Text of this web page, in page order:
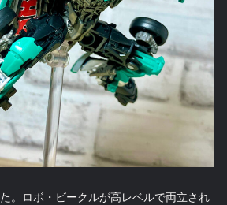
。ロボ・ビークルが高レベルで両立され